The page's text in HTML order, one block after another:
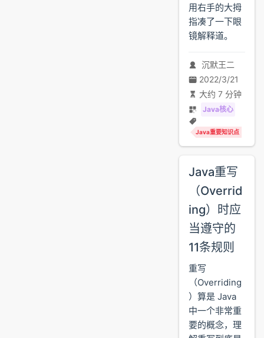
用右手的大拇
指凑了一下眼
镜解释道。
沉默王二
2022/3/21
大约 7 分钟
Java核心
Java重要知识点
Java重写
（Overrid
ing）时应
当遵守的
11条规则
重写
（Overriding
）算是 Java
中一个非常重
要的概念，理